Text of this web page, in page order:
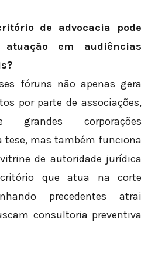
de advocacia pode
em audiências
fóruns não apenas gera
por parte de associações,
grandes corporações
tese, mas também funciona
de autoridade jurídica
que atua na corte
precedentes atrai
consultoria preventiva